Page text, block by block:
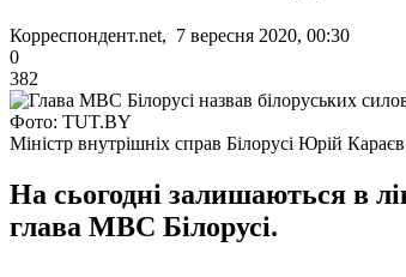
Корреспондент.net, 7 вересня 2020, 00:30
0
382
Фото: TUT.BY
Міністр внутрішніх справ Білорусі Юрій Караєв
На сьогодні залишаються в
глава МВС Білорусі.